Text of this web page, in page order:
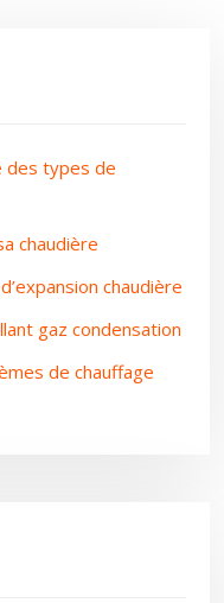
des types de
chaudière
chaudière
gaz condensation
de chauffage